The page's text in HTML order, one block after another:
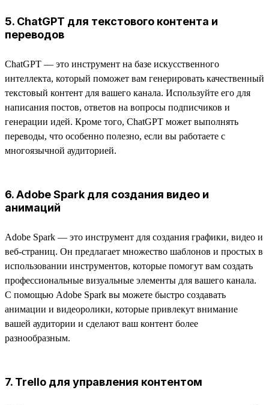
5. ChatGPT для текстового контента и
переводов
ChatGPT — это инструмент на базе искусственного
интеллекта, который поможет вам генерировать качественный
текстовый контент для вашего канала. Используйте его для
написания постов, ответов на вопросы подписчиков и
генерации идей. Кроме того, ChatGPT может выполнять
переводы, что особенно полезно, если вы работаете с
многоязычной аудиторией.
6. Adobe Spark для создания видео и
анимаций
Adobe Spark — это инструмент для создания графики, видео и
веб-страниц. Он предлагает множество шаблонов и простых в
использовании инструментов, которые помогут вам создать
профессиональные визуальные элементы для вашего канала.
С помощью Adobe Spark вы можете быстро создавать
анимации и видеоролики, которые привлекут внимание
вашей аудитории и сделают ваш контент более
разнообразным.
7. Trello для управления контентом